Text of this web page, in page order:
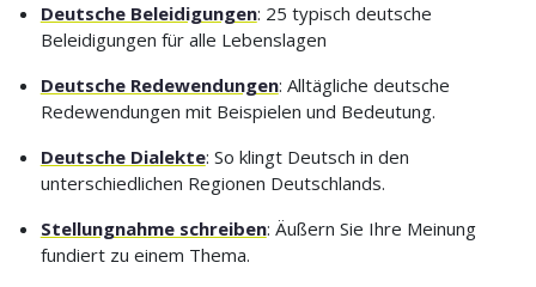
Deutsche Beleidigungen: 25 typisch deutsche
Beleidigungen für alle Lebenslagen
Deutsche Redewendungen: Alltägliche deutsche
Redewendungen mit Beispielen und Bedeutung.
Deutsche Dialekte: So klingt Deutsch in den
unterschiedlichen Regionen Deutschlands.
Stellungnahme schreiben: Äußern Sie Ihre Meinung
fundiert zu einem Thema.